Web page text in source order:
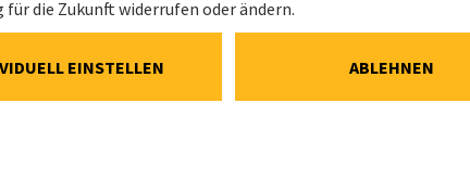
Berufserfahrene
Benefits
Richtlinie
Cookie-Einstellungen
Speak Up Line